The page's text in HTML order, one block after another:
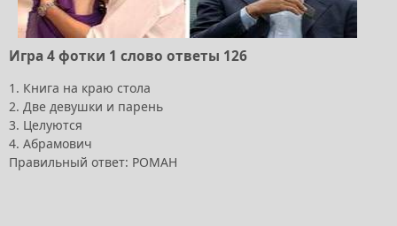
Игра 4 фотки 1 слово ответы 126
1. Книга на краю стола
2. Две девушки и парень
3. Целуются
4. Абрамович
Правильный ответ: РОМАН